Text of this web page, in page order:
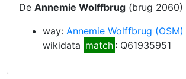
De Annemie Wolffbrug (brug 2060)
way: Annemie Wolffbrug (OSM)
wikidata match : Q61935951